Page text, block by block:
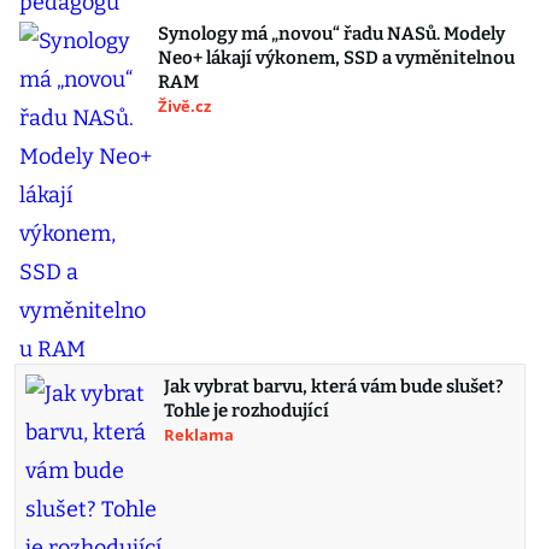
Synology má „novou“ řadu NASů. Modely
Neo+ lákají výkonem, SSD a vyměnitelnou
RAM
Živě.cz
Jak vybrat barvu, která vám bude slušet?
Tohle je rozhodující
Reklama